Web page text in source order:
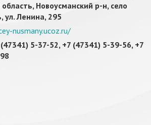
Новоусманский р-н, село
ул. Ленина, 295
nusmany.ucoz.ru/
5-37-52, +7 (47341) 5-39-56, +7